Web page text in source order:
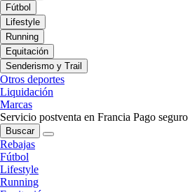
Fútbol
Lifestyle
Running
Equitación
Senderismo y Trail
Otros deportes
Liquidación
Marcas
Servicio postventa en Francia Pago seguro
Buscar
Rebajas
Fútbol
Lifestyle
Running